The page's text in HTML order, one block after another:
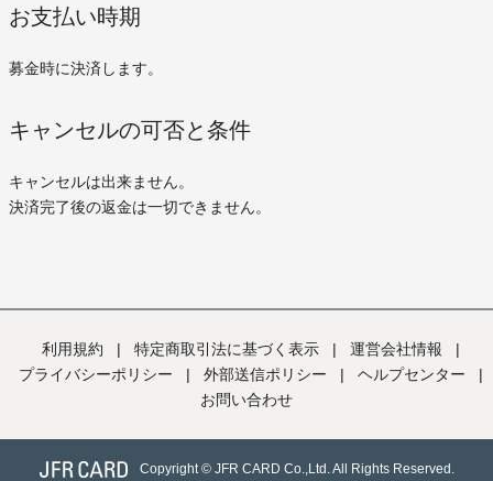
お支払い時期
募金時に決済します。
キャンセルの可否と条件
キャンセルは出来ません。
決済完了後の返金は一切できません。
利用規約 | 特定商取引法に基づく表示 | 運営会社情報
|
プライバシーポリシー
| 外部送信ポリシー | ヘルプセンター
|
お問い合わせ
Copyright © JFR CARD Co.,Ltd. All Rights Reserved.